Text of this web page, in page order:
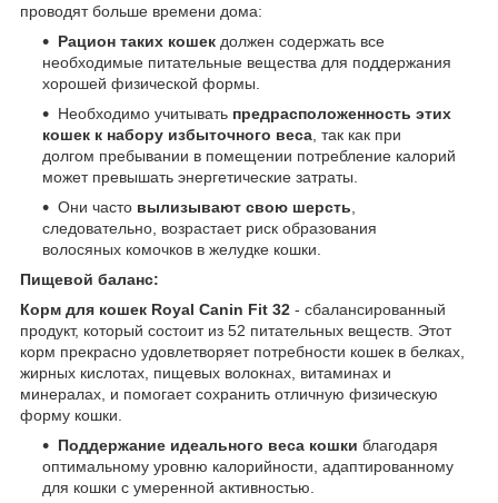
проводят больше времени дома:
Рацион таких кошек должен содержать все
необходимые питательные вещества для поддержания
хорошей физической формы.
Необходимо учитывать предрасположенность этих
кошек к набору избыточного веса , так как при
долгом пребывании в помещении потребление калорий
может превышать энергетические затраты.
Они часто вылизывают свою шерсть
следовательно, возрастает риск образования
волосяных комочков в желудке кошки.
Пищевой баланс:
Корм для кошек Royal Canin Fit 32 - сбалансированный
продукт, который состоит из 52 питательных веществ. Этот
корм прекрасно удовлетворяет потребности кошек в белках,
жирных кислотах, пищевых волокнах, витаминах и
минералах, и помогает сохранить отличную физическую
форму кошки.
Поддержание идеального веса кошки благодаря
оптимальному уровню калорийности, адаптированному
для кошки с умеренной активностью.